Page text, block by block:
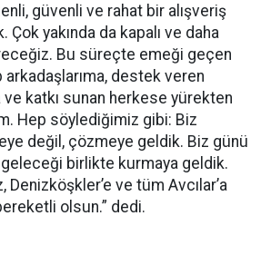
güvenli ve rahat bir alışveriş
yakında da kapalı ve daha
Bu süreçte emeği geçen
destek veren
ve katkı sunan herkese yürekten
Hep söylediğimiz gibi: Biz
değil, çözmeye geldik. Biz günü
birlikte kurmaya geldik.
Denizköşkler’e ve tüm Avcılar’a
olsun.” dedi.